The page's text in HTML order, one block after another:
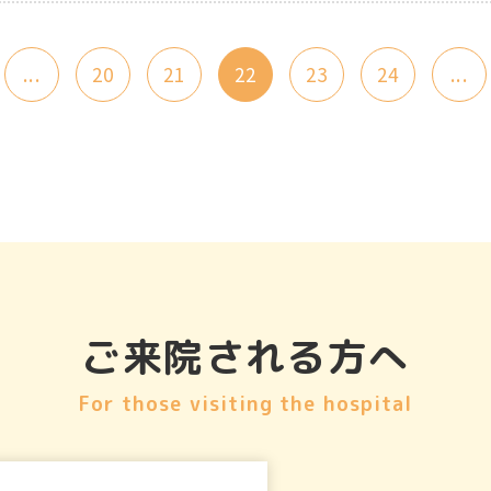
... 20 21 22 23 24 ...
ご来院される方へ
For those visiting the hospital